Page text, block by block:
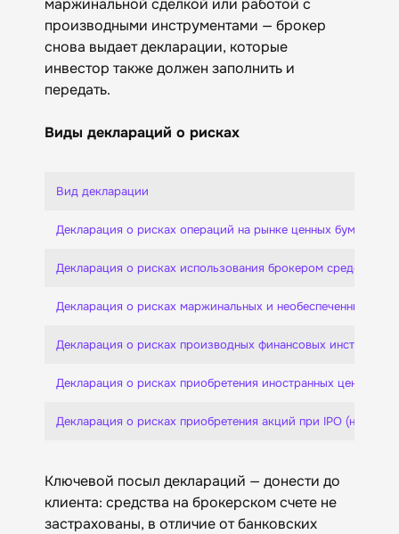
маржинальной сделкой или работой с
производными инструментами — брокер
снова выдает декларации, которые
инвестор также должен заполнить и
передать.
Виды деклараций о рисках
Вид декларации
Декларация о рисках операций на рынке ценных бумаг
Декларация о рисках использования брокером средств
Декларация о рисках маржинальных и необеспеченных
Декларация о рисках производных финансовых
Декларация о рисках приобретения иностранных ценных
Декларация о рисках приобретения акций при IPO (новое)
Ключевой посыл деклараций — донести до
клиента: средства на брокерском счете не
застрахованы, в отличие от банковских